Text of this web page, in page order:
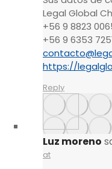
Legal Global
+56 9 8823
+56 9 6353
https://
Reply
Luz moreno
at